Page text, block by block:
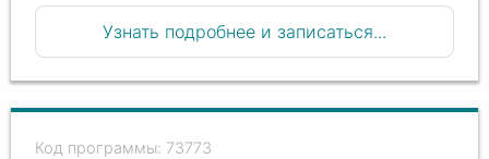
Узнать подробнее и записаться...
73773